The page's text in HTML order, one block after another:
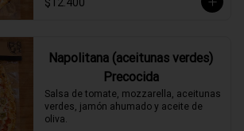
Napolitana (aceitunas verdes)
Precocida
Salsa de tomate, mozzarella, aceitunas
verdes, jamón ahumado y aceite de
oliva.